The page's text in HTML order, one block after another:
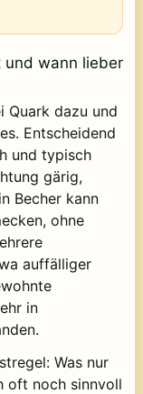
und wann lieber
Quark dazu und
Entscheidend
und typisch
gärig,
Becher kann
ohne
auffälliger
in
Was nur
oft noch sinnvoll